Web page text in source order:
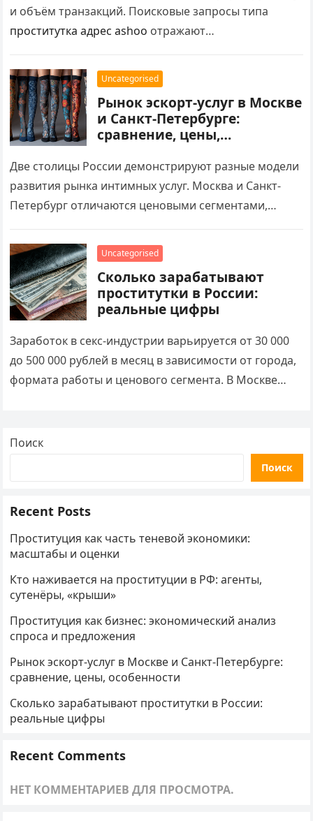
и объём транзакций. Поисковые запросы типа
проститутка адрес ashoo отражают
услугам в конкретной локации. Разбираем
экономическую структуру рынка: факторы спроса,
механизмы предложения, ценообразование и
влияние теневого статуса на рыночную динамику.
Uncategorised
Рынок эскорт-услуг в Москве
и Санкт-Петербурге:
сравнение, цены,
Две столицы России демонстрируют разные модели
развития рынка интимных услуг. Москва и Санкт-
Петербург отличаются ценовыми сегментами,
Поисковые запросы типа проститутка адрес ashoo…
Uncategorised
Сколько зарабатывают
проститутки в России:
реальные цифры
Заработок в секс-индустрии варьируется от 30 000
до 500 000 рублей в месяц в зависимости от города,
формата работы и ценового сегмента. В Москве
Поиск
Поиск
Recent Posts
Проституция как часть теневой экономики:
масштабы и оценки
Кто наживается на проституции в РФ: агенты,
сутенёры, «крыши»
Проституция как бизнес: экономический анализ
спроса и предложения
Рынок эскорт-услуг в Москве и Санкт-Петербурге:
сравнение, цены, особенности
Сколько зарабатывают проститутки в России:
реальные цифры
Recent Comments
НЕТ КОММЕНТАРИЕВ ДЛЯ ПРОСМОТРА.